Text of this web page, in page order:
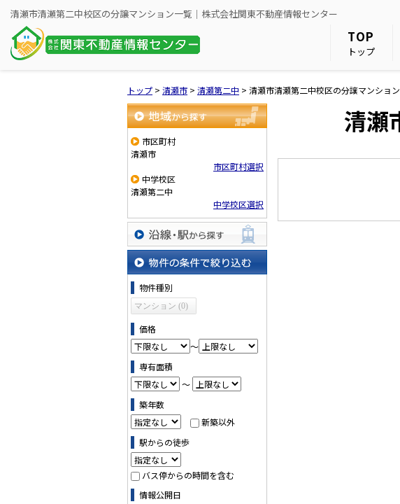
清瀬市清瀬第二中校区の分譲マンション一覧｜株式会社関東不動産情報センター
TOP
トップ
トップ > 清瀬市 > 清瀬第二中 > 清瀬市清瀬第二中校区の分譲マンショ
地域から探す
市区町村
清瀬市
市区町村選択
中学校区
清瀬第二中
中学校区選択
沿線・駅から探す
物件の条件で絞り込む
物件種別
マンション (0)
価格
～
専有面積
～
築年数
新築以外
駅からの徒歩
バス停からの時間を含む
情報公開日
清瀬